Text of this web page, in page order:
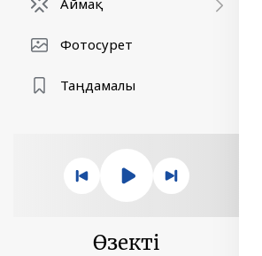
Аймақ
Фотосурет
Таңдамалы
Өзекті